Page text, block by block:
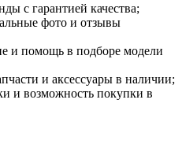
с гарантией качества;
фото и отзывы
и помощь в подборе модели
и аксессуары в наличии;
и возможность покупки в